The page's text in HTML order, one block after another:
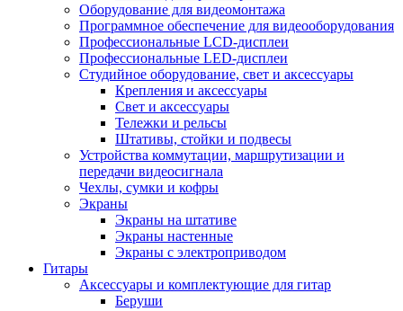
Оборудование для видеомонтажа
Программное обеспечение для видеооборудования
Профессиональные LCD-дисплеи
Профессиональные LED-дисплеи
Студийное оборудование, свет и аксессуары
Крепления и аксессуары
Свет и аксессуары
Тележки и рельсы
Штативы, стойки и подвесы
Устройства коммутации, маршрутизации и
передачи видеосигнала
Чехлы, сумки и кофры
Экраны
Экраны на штативе
Экраны настенные
Экраны с электроприводом
Гитары
Аксессуары и комплектующие для гитар
Беруши